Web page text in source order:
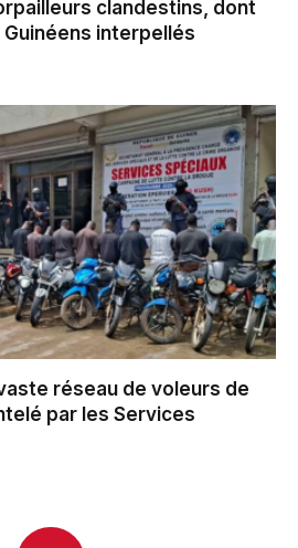
clandestins, dont
interpellés
réseau de voleurs de
par les Services